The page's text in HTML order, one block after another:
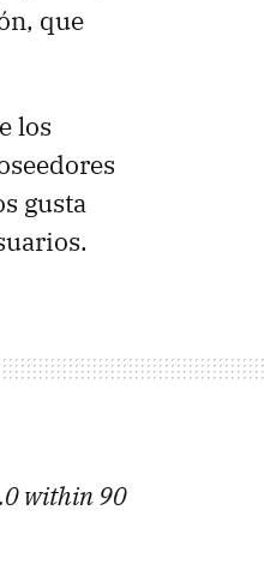
que
los
gusta
within 90